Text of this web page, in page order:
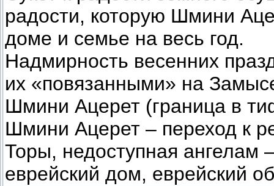
радости, которую Шмини
доме и семье на весь год.
Надмирность весенних
их «повязанными» на
Шмини Ацерет (граница в
Шмини Ацерет – переход к
Торы, недоступная ангелам
еврейский дом, еврейский